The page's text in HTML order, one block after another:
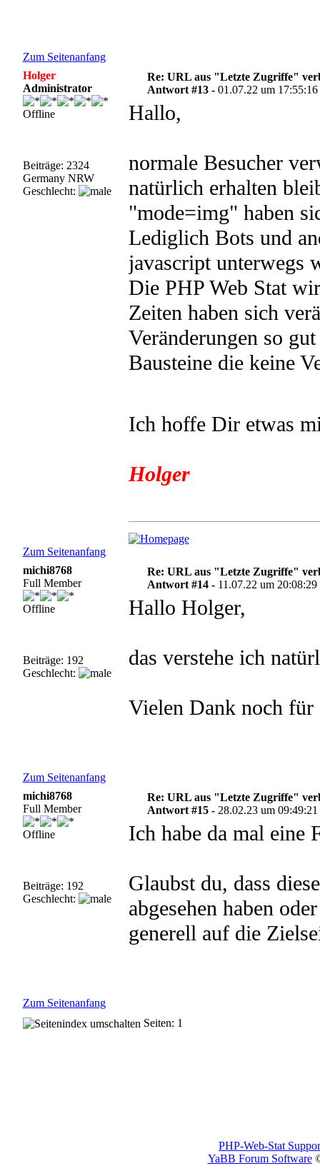
Zum Seitenanfang
Holger
Administrator
Offline
Beiträge: 2324
Germany NRW
Geschlecht:
Re: URL aus "Letzte Zugriffe"
Antwort #13 -01.07.22 um 17:55:16
Hallo,
normale Besucher
natürlich erhalten
"mode=img" haben
Lediglich Bots und
javascript unterwegs
Die PHP Web Stat
Zeiten haben sich
Veränderungen so
Bausteine die keine
Ich hoffe Dir etwas
Holger
Zum Seitenanfang
michi8768
Full Member
Offline
Beiträge: 192
Geschlecht:
Re: URL aus "Letzte Zugriffe"
Antwort #14 - 11.07.22 um 20:08:29
Hallo Holger,
das verstehe ich
Vielen Dank noch
Zum Seitenanfang
michi8768
Full Member
Offline
Beiträge: 192
Geschlecht:
Re: URL aus "Letzte Zugriffe"
Antwort #15 - 28.02.23 um 09:49:21
Ich habe da mal eine
Glaubst du, dass
abgesehen haben
generell auf die
Zum Seitenanfang
Seiten: 1
PHP-Web-Stat
YaBB Forum Software©